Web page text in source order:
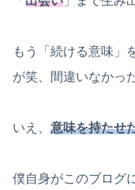
もう「続ける意味」
が笑、間違いなかっ
いえ、 意味を持たせ
僕自身がこのブログ